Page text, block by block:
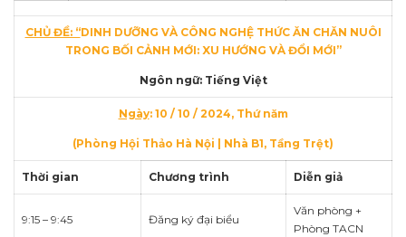
CHỦ ĐỀ: “DINH DƯỠNG VÀ CÔNG NGHỆ THỨC ĂN CHĂN NUÔI
TRONG BỐI CẢNH MỚI: XU HƯỚNG VÀ ĐỔI MỚI”
Ngôn ngữ: Tiếng Việt
Ngày: 10 / 10 / 2024, Thứ năm
(Phòng Hội Thảo Hà Nội | Nhà B1, Tầng Trệt)
Thời gian Chương trình Diễn giả
9:15 – 9:45 Đăng ký đại biểu
Văn phòng +
Phòng TACN